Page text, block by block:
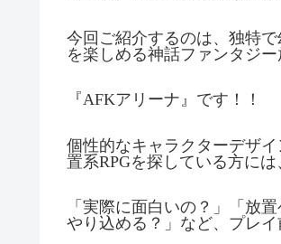
今回ご紹介するのは、独特
を楽しめる神話ファンタジ
『AFKアリーナ』です！！
個性的なキャラクターデザ
置系RPGを探している方に
「実際に面白いの？」「放
やり込める？」など、プレ